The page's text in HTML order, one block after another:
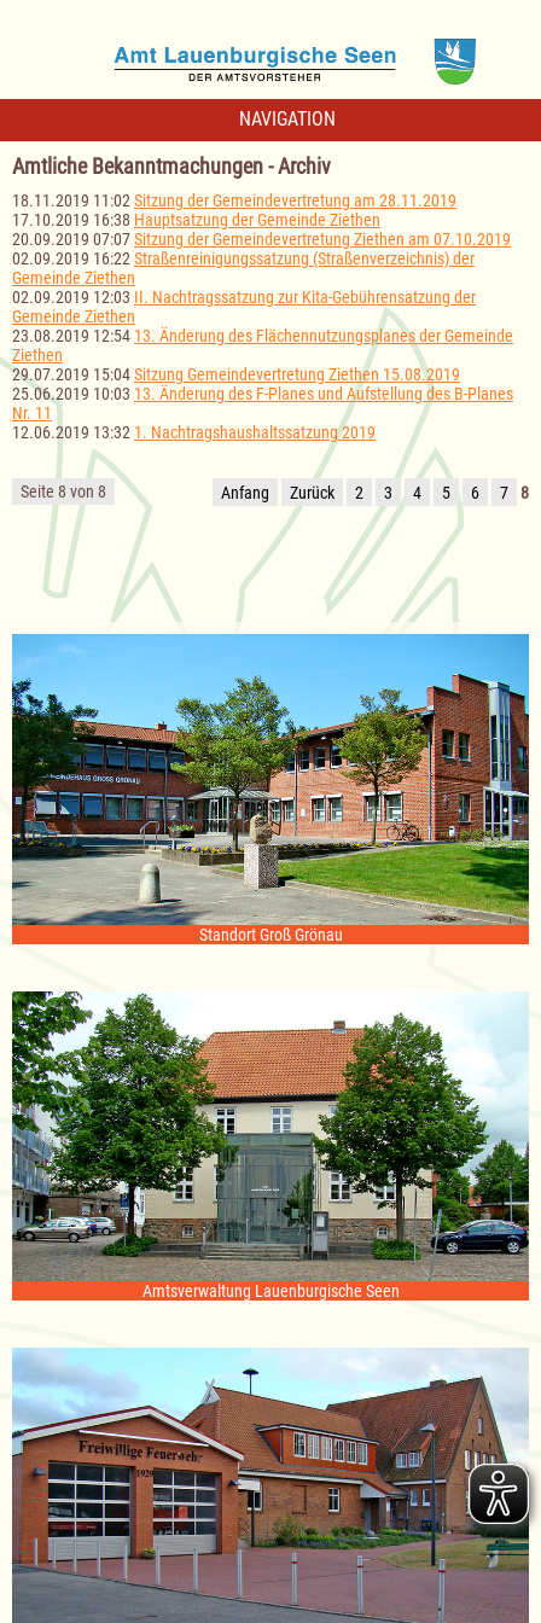
NAVIGATION
Amtliche Bekanntmachungen - Archiv
18.11.2019 11:02 Sitzung der Gemeindevertretung am 28.11.2019
17.10.2019 16:38 Hauptsatzung der Gemeinde Ziethen
20.09.2019 07:07Sitzung der Gemeindevertretung Ziethen am 07.10.2019
02.09.2019 16:22 Straßenreinigungssatzung (Straßenverzeichnis) der
Gemeinde Ziethen
02.09.2019 12:03 II. Nachtragssatzung zur Kita-Gebührensatzung der
Gemeinde Ziethen
23.08.2019 12:54 13. Änderung des Flächennutzungsplanes der Gemeinde
Ziethen
29.07.2019 15:04Sitzung Gemeindevertretung Ziethen 15.08.2019
25.06.2019 10:03 13. Änderung des F-Planes und Aufstellung des B-Planes
Nr. 11
12.06.2019 13:32 1. Nachtragshaushaltssatzung 2019
Seite 8 von 8 Anfang Zurück 2 3 4 5 6 7 8
Standort Groß Grönau
Amtsverwaltung Lauenburgische Seen